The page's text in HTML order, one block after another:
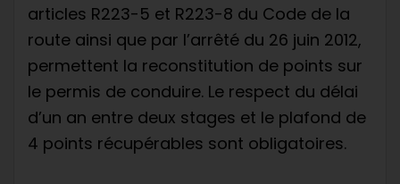
articles R223-5 et R223-8 du Code de la
route ainsi que par l’arrêté du 26 juin 2012,
permettent la reconstitution de points sur
le permis de conduire. Le respect du délai
d’un an entre deux stages et le plafond de
4 points récupérables sont obligatoires.